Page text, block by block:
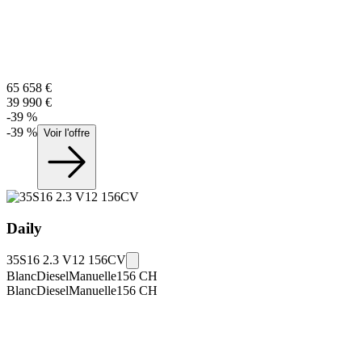
65 658 €
39 990 €
-39 %
-39 % Voir l'offre
Daily
35S16 2.3 V12 156CV
BlancDieselManuelle156 CH
BlancDieselManuelle156 CH